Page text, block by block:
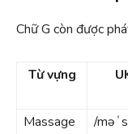
Chữ G còn được
Từ vựng
Massage /